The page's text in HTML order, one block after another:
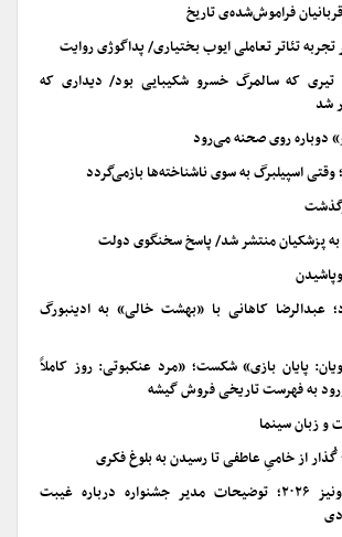
فراموش‌شده‌ی تاریخ
تجربه تئاتر تعاملی ایوب بختیاری/ پداگوژی روایت
به مناسبت ۲۸ تیری که سالمرگ خسرو شکیبایی بود/ دیداری که
شد
دوباره روی صحنه می‌رود
اسپیلبرگ به سوی ناشناخته‌ها بازمی‌گردد
به پزشکیان منتشر شد/ پاسخ سخنگوی دولت
عبدالرضا کاهانی با «بهشت خالی» به ادینبورگ
پایان بازی» شکست؛ «مرد عنکبوتی: روز کاملاً
به فهرست تاریخی فروش گیشه
و زبان سینما
از خامیِ عاطفی تا رسیدن به بلوغ فکری
فستیوال فیلم ونیز ۲۰۲۶؛ توضیحات مدیر جشنواره درباره غیبت